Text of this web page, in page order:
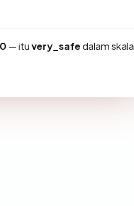
— ituvery_safedalam skala